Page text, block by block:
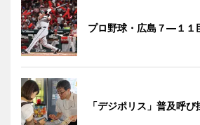
プロ野球・広島７―１１
「デジポリス」普及呼び